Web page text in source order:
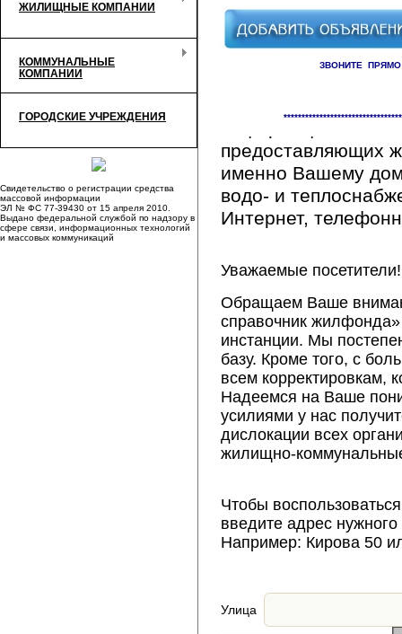
ЖИЛИЩНЫЕ КОМПАНИИ
КОММУНАЛЬНЫЕ
КОМПАНИИ
ГОРОДСКИЕ УЧРЕЖДЕНИЯ
Свидетельство о регистрации средства
массовой информации
ЭЛ № ФС 77-39430 от 15 апреля 2010.
Выдано федеральной службой по надзору в
сфере связи, информационных технологий
и массовых коммуникаций
ЗВОНИТЕ
предоставляющих
именно Вашему
водо- и
Интернет,
Уважаемые посетители!
Обращаем Ваше
справочник
инстанции. Мы
базу. Кроме того, с
всем корректировкам,
Надеемся на Ваше
усилиями у нас
дислокации всех
жилищно-
Чтобы
введите адрес
Например: Кирова 50
Улица